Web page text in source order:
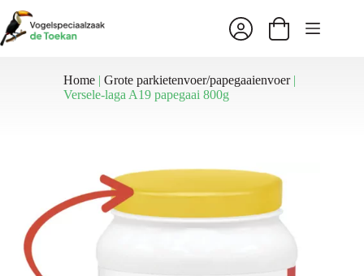
naar
de
inhoud
Winkelwagen
Home |Grote parkietenvoer/papegaaienvoer|
Versele-laga A19 papegaai 800g